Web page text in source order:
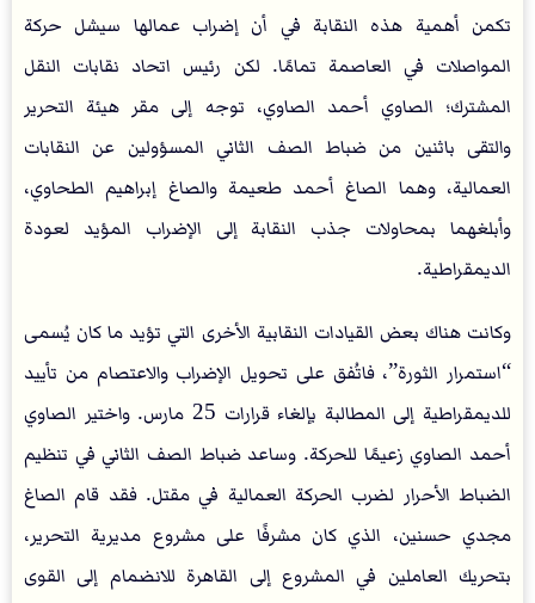
تكمن أهمية هذه النقابة في أن إضراب عمالها سيشل حركة
المواصلات في العاصمة تمامًا. لكن رئيس اتحاد نقابات النقل
المشترك؛ الصاوي أحمد الصاوي، توجه إلى مقر هيئة التحرير
والتقى باثنين من ضباط الصف الثاني المسؤولين عن النقابات
العمالية، وهما الصاغ أحمد طعيمة والصاغ إبراهيم الطحاوي،
وأبلغهما بمحاولات جذب النقابة إلى الإضراب المؤيد لعودة
الديمقراطية.
وكانت هناك بعض القيادات النقابية الأخرى التي تؤيد ما كان يُسمى
“استمرار الثورة”، فاتُفق على تحويل الإضراب والاعتصام من تأييد
للديمقراطية إلى المطالبة بإلغاء قرارات 25 مارس. واختير الصاوي
أحمد الصاوي زعيمًا للحركة. وساعد ضباط الصف الثاني في تنظيم
الضباط الأحرار لضرب الحركة العمالية في مقتل. فقد قام الصاغ
مجدي حسنين، الذي كان مشرفًا على مشروع مديرية التحرير،
بتحريك العاملين في المشروع إلى القاهرة للانضمام إلى القوى